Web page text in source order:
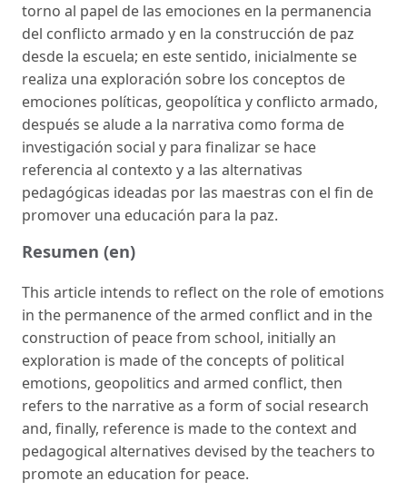
torno al papel de las emociones en la permanencia
del conflicto armado y en la construcción de paz
desde la escuela; en este sentido, inicialmente se
realiza una exploración sobre los conceptos de
emociones políticas, geopolítica y conflicto armado,
después se alude a la narrativa como forma de
investigación social y para finalizar se hace
referencia al contexto y a las alternativas
pedagógicas ideadas por las maestras con el fin de
promover una educación para la paz.
Resumen (en)
This article intends to reflect on the role of emotions
in the permanence of the armed conflict and in the
construction of peace from school, initially an
exploration is made of the concepts of political
emotions, geopolitics and armed conflict, then
refers to the narrative as a form of social research
and, finally, reference is made to the context and
pedagogical alternatives devised by the teachers to
promote an education for peace.